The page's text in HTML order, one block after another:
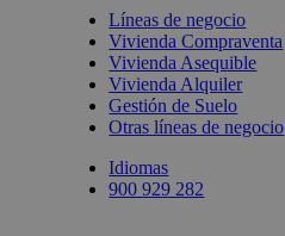
Líneas de negocio
Vivienda Compraventa
Vivienda Asequible
Vivienda Alquiler
Gestión de Suelo
Otras líneas de negocio
Idiomas
900 929 282